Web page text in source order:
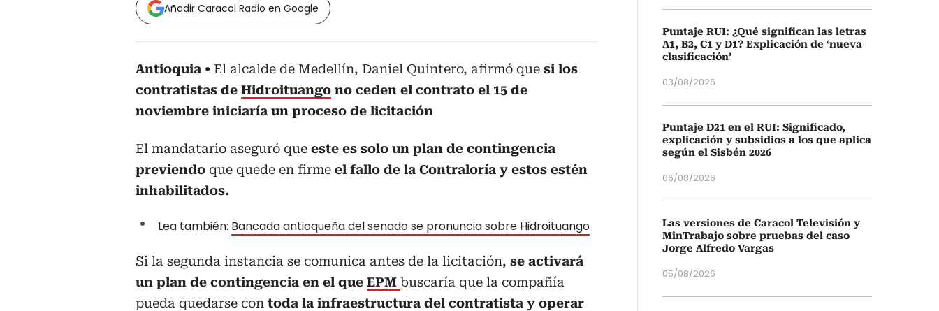
Añadir Caracol Radio en Google
Antioquia El alcalde de Medellín, Daniel Quintero, afirmó que si los
contratistas de Hidroituango no ceden el contrato el 15 de
noviembre iniciaría un proceso de licitación
El mandatario aseguró que este es solo un plan de contingencia
previendo que quede en firme el fallo de la Contraloría y estos estén
inhabilitados.
Lea también: Bancada antioqueña del senado se pronuncia sobre Hidroituango
Si la segunda instancia se comunica antes de la licitación, se activará
un plan de contingencia en el que EPM buscaría que la compañía
pueda quedarse con toda la infraestructura del contratista y operar
Puntaje RUI: ¿Qué significan las letras
A1, B2, C1 y D1? Explicación de ‘nueva
clasificación’
03/08/2026
Puntaje D21 en el RUI: Significado,
explicación y subsidios a los que aplica
según el Sisbén 2026
06/08/2026
Las versiones de Caracol Televisión y
MinTrabajo sobre pruebas del caso
Jorge Alfredo Vargas
05/08/2026